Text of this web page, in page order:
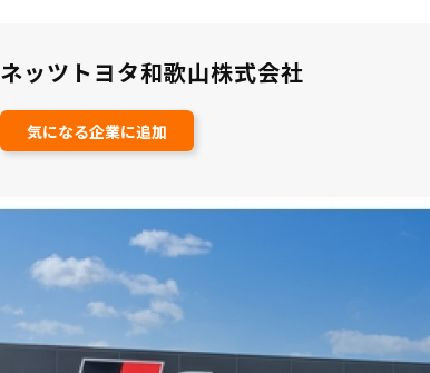
ネッツトヨタ和歌山株式会社
気になる企業に追加